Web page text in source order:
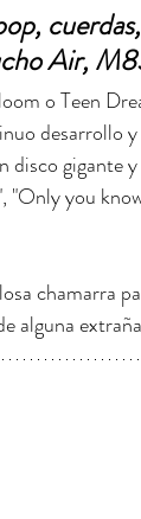
Air,
o Teen
desarrollo
disco gigante
"Only you
chamarra
alguna